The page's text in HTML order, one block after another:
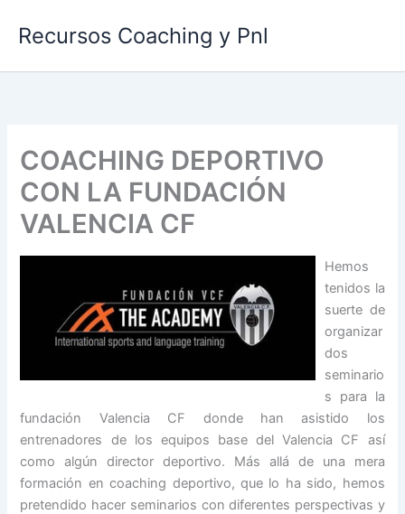
Recursos Coaching y Pnl
COACHING DEPORTIVO
CON LA FUNDACIÓN
VALENCIA CF
Hemos
tenidos la
suerte de
organizar
dos
seminario
s para la
fundación Valencia CF donde han asistido los
entrenadores de los equipos base del Valencia CF así
como algún director deportivo. Más allá de una mera
formación en coaching deportivo, que lo ha sido, hemos
pretendido hacer seminarios con diferentes perspectivas y